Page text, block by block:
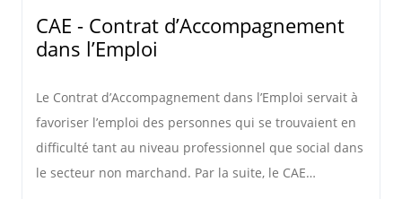
CAE - Contrat d’Accompagnement
dans l’Emploi
Le Contrat d’Accompagnement dans l’Emploi servait à
favoriser l’emploi des personnes qui se trouvaient en
difficulté tant au niveau professionnel que social dans
le secteur non marchand. Par la suite, le CAE…